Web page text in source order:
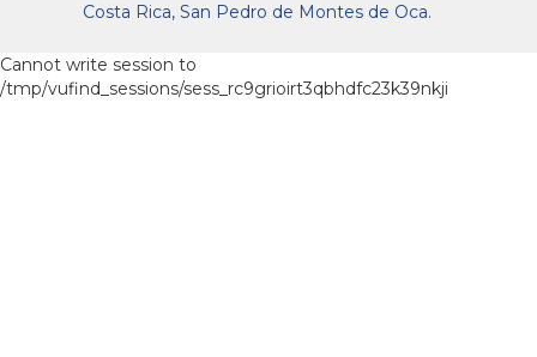
Costa Rica, San Pedro de Montes de Oca.
Cannot write session to
/tmp/vufind_sessions/sess_rc9grioirt3qbhdfc23k39nkji